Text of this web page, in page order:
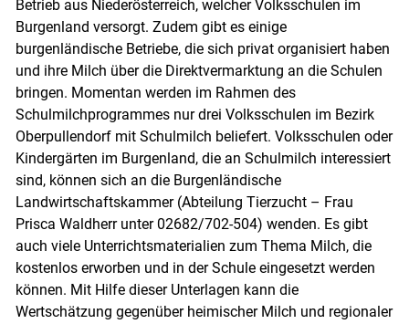
Betrieb aus Niederösterreich, welcher Volksschulen im
Burgenland versorgt. Zudem gibt es einige
burgenländische Betriebe, die sich privat organisiert haben
und ihre Milch über die Direktvermarktung an die Schulen
bringen. Momentan werden im Rahmen des
Schulmilchprogrammes nur drei Volksschulen im Bezirk
Oberpullendorf mit Schulmilch beliefert. Volksschulen oder
Kindergärten im Burgenland, die an Schulmilch interessiert
sind, können sich an die Burgenländische
Landwirtschaftskammer (Abteilung Tierzucht – Frau
Prisca Waldherr unter 02682/702-504) wenden. Es gibt
auch viele Unterrichtsmaterialien zum Thema Milch, die
kostenlos erworben und in der Schule eingesetzt werden
können. Mit Hilfe dieser Unterlagen kann die
Wertschätzung gegenüber heimischer Milch und regionaler